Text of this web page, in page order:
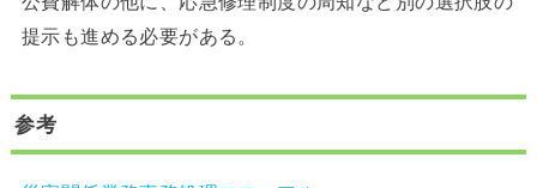
提示も進める必要がある。
参考